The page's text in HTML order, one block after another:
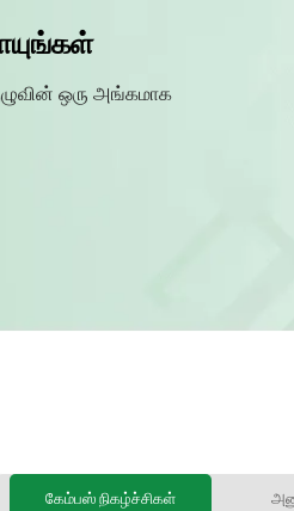
ஒரு அங்கமாக
கேம்பஸ் நிகழ்ச்சிகள்